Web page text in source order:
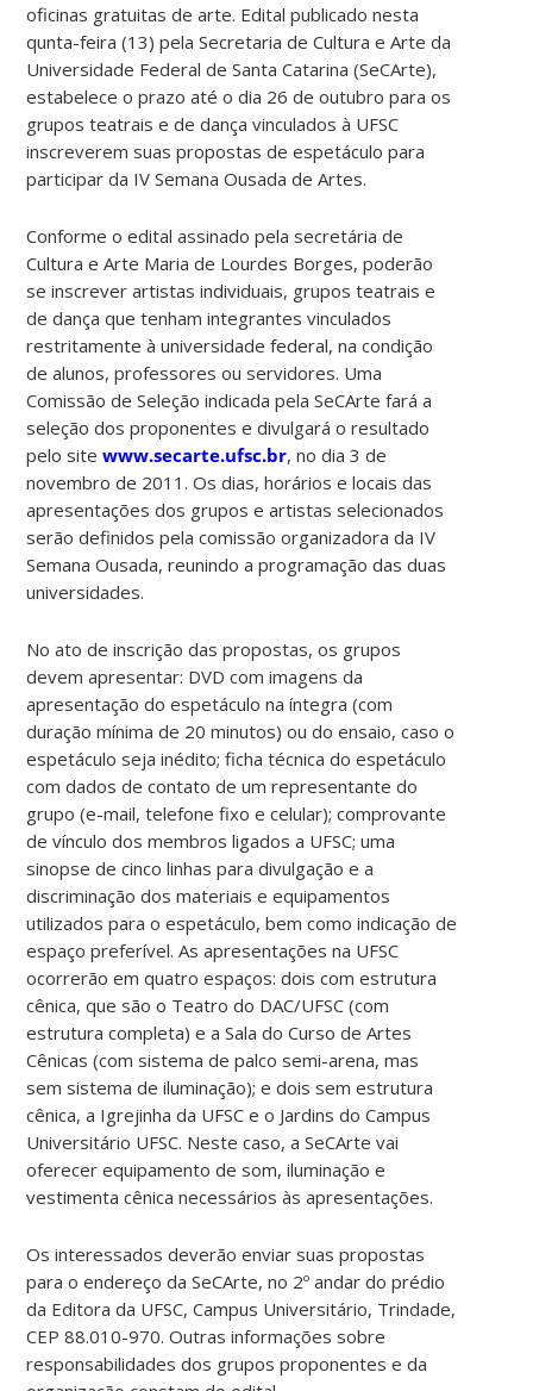
oficinas gratuitas de arte. Edital publicado nesta
qunta-feira (13) pela Secretaria de Cultura e Arte da
Universidade Federal de Santa Catarina (SeCArte),
estabelece o prazo até o dia 26 de outubro para os
grupos teatrais e de dança vinculados à UFSC
inscreverem suas propostas de espetáculo para
participar da IV Semana Ousada de Artes.
Conforme o edital assinado pela secretária de
Cultura e Arte Maria de Lourdes Borges, poderão
se inscrever artistas individuais, grupos teatrais e
de dança que tenham integrantes vinculados
restritamente à universidade federal, na condição
de alunos, professores ou servidores. Uma
Comissão de Seleção indicada pela SeCArte fará a
seleção dos proponentes e divulgará o resultado
pelo sitewww.secarte.ufsc.br, no dia 3 de
novembro de 2011. Os dias, horários e locais das
apresentações dos grupos e artistas selecionados
serão definidos pela comissão organizadora da IV
Semana Ousada, reunindo a programação das duas
universidades.
No ato de inscrição das propostas, os grupos
devem apresentar: DVD com imagens da
apresentação do espetáculo na íntegra (com
duração mínima de 20 minutos) ou do ensaio, caso o
espetáculo seja inédito; ficha técnica do espetáculo
com dados de contato de um representante do
grupo (e-mail, telefone fixo e celular); comprovante
de vínculo dos membros ligados a UFSC; uma
sinopse de cinco linhas para divulgação e a
discriminação dos materiais e equipamentos
utilizados para o espetáculo, bem como indicação de
espaço preferível. As apresentações na UFSC
ocorrerão em quatro espaços: dois com estrutura
cênica, que são o Teatro do DAC/UFSC (com
estrutura completa) e a Sala do Curso de Artes
Cênicas (com sistema de palco semi-arena, mas
sem sistema de iluminação); e dois sem estrutura
cênica, a Igrejinha da UFSC e o Jardins do Campus
Universitário UFSC. Neste caso, a SeCArte vai
oferecer equipamento de som, iluminação e
vestimenta cênica necessários às apresentações.
Os interessados deverão enviar suas propostas
para o endereço da SeCArte, no 2º andar do prédio
da Editora da UFSC, Campus Universitário, Trindade,
CEP 88.010-970. Outras informações sobre
responsabilidades dos grupos proponentes e da